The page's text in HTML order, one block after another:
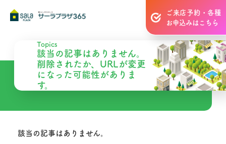
ご来店予約・各種
お申込みはこちら
Topics
該当の記事はありません。
削除されたか、URLが変更
になった可能性がありま
す。
該当の記事はありません。